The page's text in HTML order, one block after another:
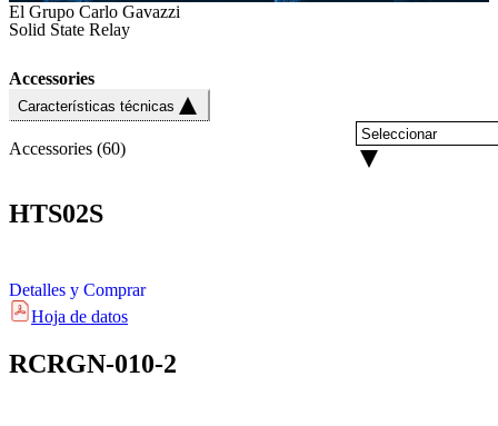
El Grupo Carlo Gavazzi
Solid State Relay
Accessories
Características técnicas
Accessories (60)
HTS02S
Detalles y Comprar
Hoja de datos
RCRGN-010-2